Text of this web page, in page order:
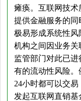
瘫痪。互联网技
提供金融服务的同
极易形成系统性风
机构之间因业务
监管部门对此已
有的流动性风险。
24小时都可以交
发起互联网直销